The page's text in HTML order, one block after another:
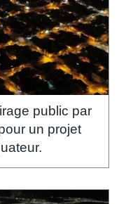
public par
un projet